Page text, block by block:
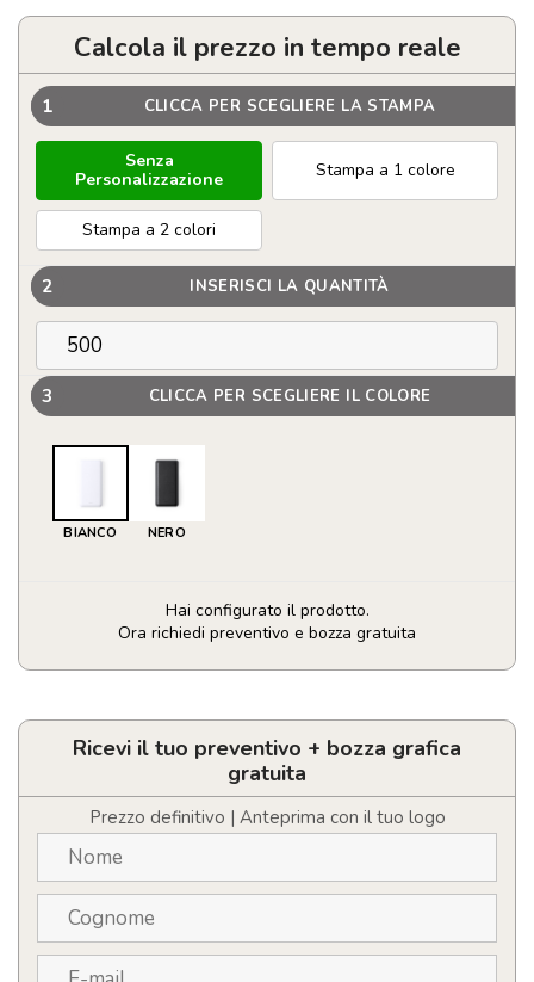
Calcola il prezzo in tempo reale
1 CLICCA PER SCEGLIERE LA STAMPA
Senza
Personalizzazione
Stampa a 1 colore
Stampa a 2 colori
2 INSERISCI LA QUANTITÀ
3 CLICCA PER SCEGLIERE IL COLORE
BIANCO NERO
Hai configurato il prodotto.
Ora richiedi preventivo e bozza gratuita
Unitá
Kiubert
quantitàRicevi il tuo preventivo + bozza grafica
gratuita
Prezzo definitivo | Anteprima con il tuo logo